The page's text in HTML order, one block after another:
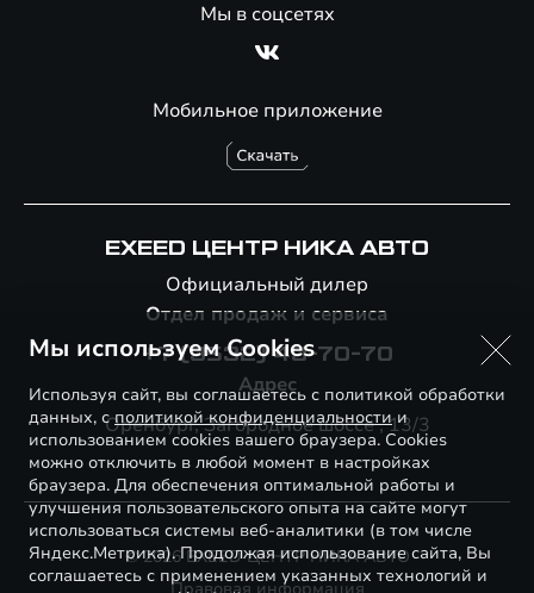
Мобильное приложение
Мы в соцсетях
EXEED ЦЕНТР НИКА АВТО
Официальный дилер
Отдел продаж и сервиса
+7 (3532) 43-70-70
Адрес
Оренбург, Загородное шоссе , 13/3
© 2026 EXEED ЦЕНТР НИКА АВТО
Мы используем Cookies
Используя сайт, вы соглашаетесь с политикой обработки
данных, сполитикой конфиденциальностии
использованием cookies вашего браузера. Cookies
можно отключить в любой момент в настройках
браузера. Для обеспечения оптимальной работы и
улучшения пользовательского опыта на сайте могут
использоваться системы веб-аналитики (в том числе
Яндекс.Метрика). Продолжая использование сайта, Вы
соглашаетесь с применением указанных технологий и